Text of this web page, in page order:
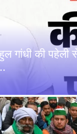
गांधी की